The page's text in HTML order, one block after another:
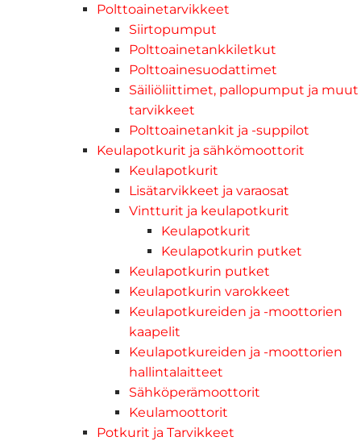
Polttoainetarvikkeet
Siirtopumput
Polttoainetankkiletkut
Polttoainesuodattimet
Säiliöliittimet, pallopumput ja muut
tarvikkeet
Polttoainetankit ja -suppilot
Keulapotkurit ja sähkömoottorit
Keulapotkurit
Lisätarvikkeet ja varaosat
Vintturit ja keulapotkurit
Keulapotkurit
Keulapotkurin putket
Keulapotkurin putket
Keulapotkurin varokkeet
Keulapotkureiden ja -moottorien
kaapelit
Keulapotkureiden ja -moottorien
hallintalaitteet
Sähköperämoottorit
Keulamoottorit
Potkurit ja Tarvikkeet